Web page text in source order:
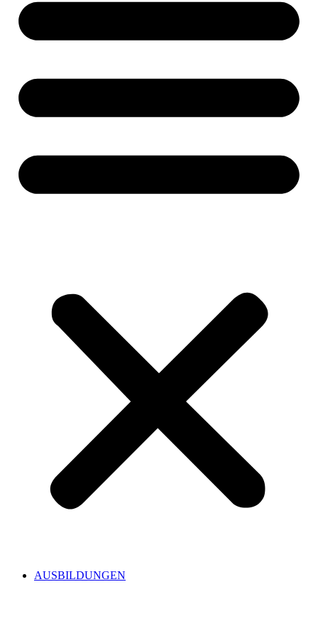
AUSBILDUNGEN